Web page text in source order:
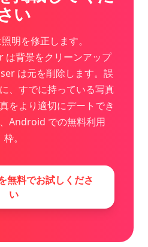
い
明を修正します。
背景をクリーンアップ
は元を削除します。誤
、すでに持っている写真
をより適切にデートでき
Android での無料利用
枠。
無料でお試しくださ
い